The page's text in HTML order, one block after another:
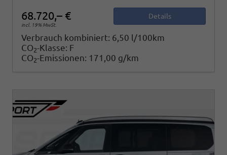
68.720,– €
incl. 19% MwSt.
Details
Verbrauch kombiniert: 6,50 l/100km
CO2-Klasse: F
CO2-Emissionen: 171,00 g/km